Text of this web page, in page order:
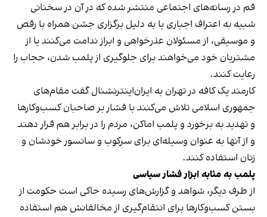
قم در رسانه‌های اجتماعی منتشر شده که در آن در سخنانی
شبیه به اعتراف اجباری یا به دلیل برگزاری جشن همراه با رقص
و موسیقی، از مسئولان عذرخواهی و ابراز ندامت می‌کنند یا از
مشتریان خود می‌خواهند برای جلوگیری از پلمب شدن، حجاب را
رعایت کنند.
کارمند یک کافه در تهران به ایران‌اینترنشنال گفت مقام‌های
جمهوری اسلامی تلاش می‌کنند با فشار بر صاحبان کسب‌وکارها
و تهدید به برخورد و پلمب اماکن، مردم را در برابر هم قرار دهند
و از آنها به عنوان وسیله‌ای برای سرکوب و سانسور خودشان و
زنان استفاده کنند.
پلمب به مثابه ابزار فشار سیاسی
از طرف دیگر، شواهد و گزارش‌های رسیده حاکی است حکومت از
بستن کسب‌وکارها برای انتقام‌گیری از مخالفانش هم استفاده